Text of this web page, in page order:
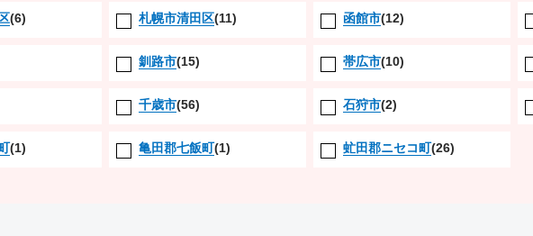
(6) 札幌市清田区(11) 函館市(12)
釧路市(15) 帯広市(10)
千歳市(56) 石狩市(2)
(1) 亀田郡七飯町(1) 虻田郡ニセコ町(26)